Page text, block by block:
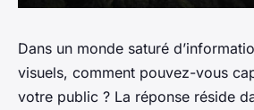
Dans un monde saturé
visuels, comment pouvez-vous
votre public ? La réponse réside